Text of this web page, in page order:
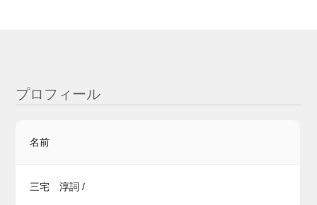
プロフィール
名前
三宅 淳詞 /